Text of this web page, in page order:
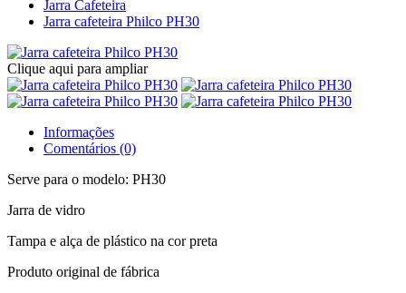
Jarra Cafeteira
Jarra cafeteira Philco PH30
Clique aqui para ampliar
Informações
Comentários (0)
Serve para o modelo: PH30
Jarra de vidro
Tampa e alça de plástico na cor preta
Produto original de fábrica